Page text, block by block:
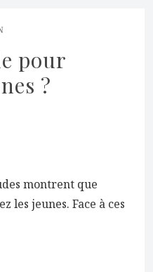
pour
?
montrent que
jeunes. Face à ces